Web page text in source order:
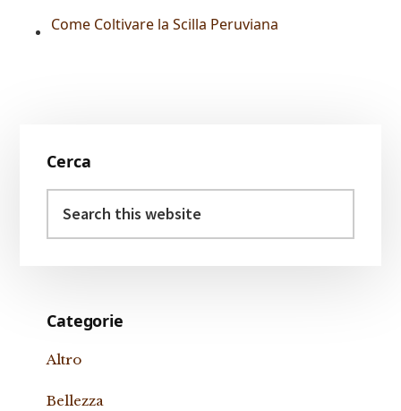
Come Coltivare la Scilla Peruviana
Sidebar
Cerca
this
Categorie
Altro
Bellezza